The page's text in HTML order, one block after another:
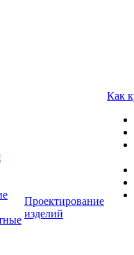
Проектирование
изделий
Как